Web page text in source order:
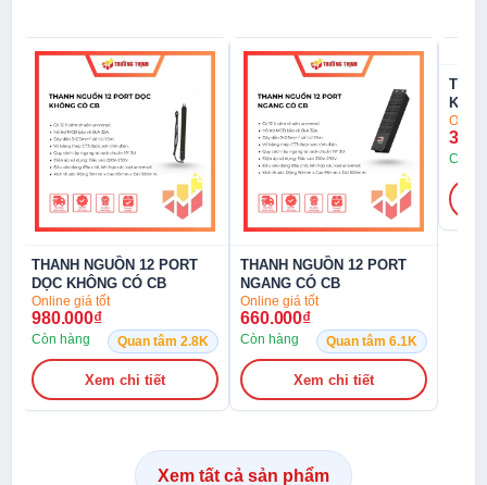
THANH NGUỒN 12 PORT
NGANG CÓ CB
Online giá tốt
660.000₫
Còn hàng Quan tâm 6.1K
Xem chi tiết
KHÔNG CB
Online giá tốt
354.000₫
Còn hàng Quan tâm 4.0K
Xem chi tiết
Còn
Xem tất cả sản phẩm